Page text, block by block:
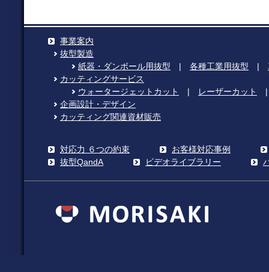
事業案内
抜型製造
紙器・ダンボール用抜型 | 各種工業用抜型 |
カッティングサービス
ウォータージェットカット
| レーザーカット
企画設計・デザイン
カッティング関連資材販売
対応力 ６つの約束
お客様対応事例
抜型QandA
ビデオライブラリー